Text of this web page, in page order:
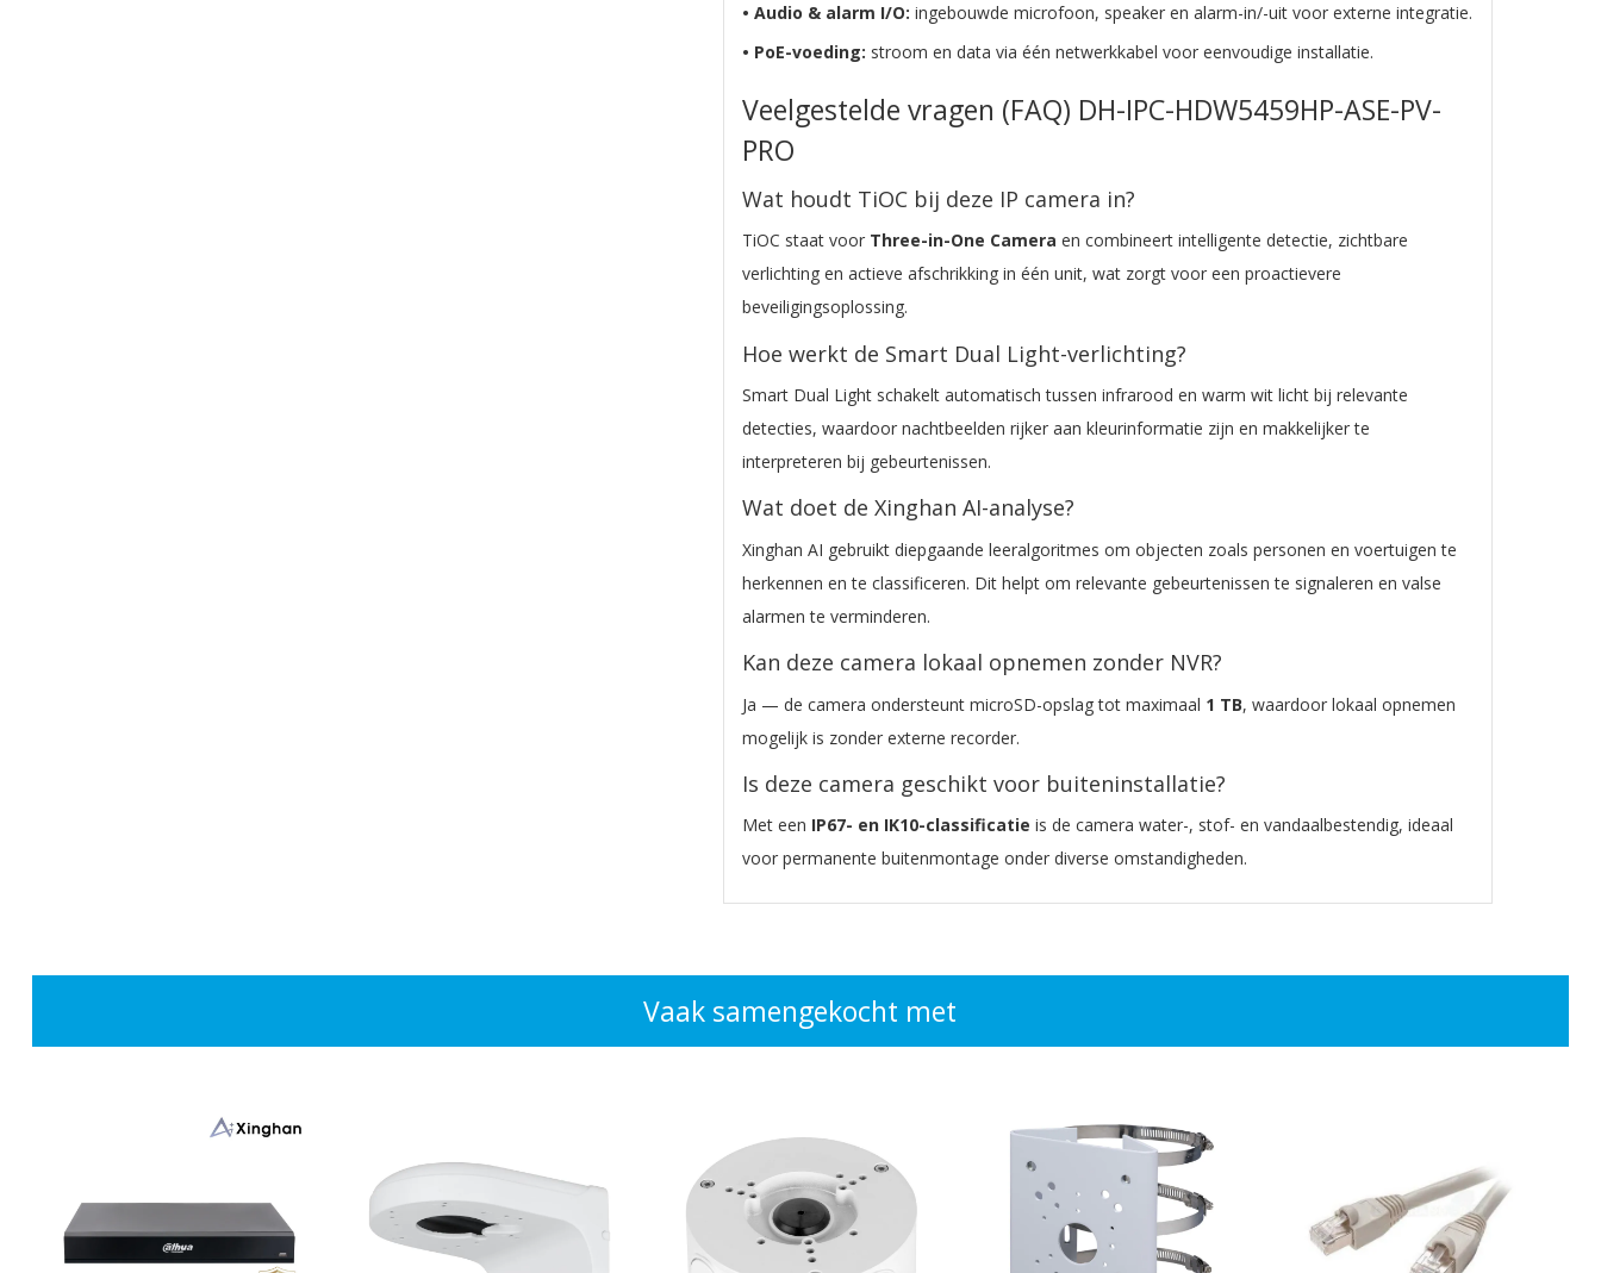
Vaak samengekocht met
• Audio & alarm I/O: ingebouwde microfoon, speaker en alarm-in/-uit voor externe integratie.
• PoE-voeding: stroom en data via één netwerkkabel voor eenvoudige installatie.
Veelgestelde vragen (FAQ) DH-IPC-HDW5459HP-ASE-PV-
PRO
Wat houdt TiOC bij deze IP camera in?
TiOC staat voor Three-in-One Camera en combineert intelligente detectie, zichtbare
verlichting en actieve afschrikking in één unit, wat zorgt voor een proactievere
beveiligingsoplossing.
Hoe werkt de Smart Dual Light-verlichting?
Smart Dual Light schakelt automatisch tussen infrarood en warm wit licht bij relevante
detecties, waardoor nachtbeelden rijker aan kleurinformatie zijn en makkelijker te
interpreteren bij gebeurtenissen.
Wat doet de Xinghan AI-analyse?
Xinghan AI gebruikt diepgaande leeralgoritmes om objecten zoals personen en voertuigen te
herkennen en te classificeren. Dit helpt om relevante gebeurtenissen te signaleren en valse
alarmen te verminderen.
Kan deze camera lokaal opnemen zonder NVR?
Ja — de camera ondersteunt microSD-opslag tot maximaal 1 TB, waardoor lokaal opnemen
mogelijk is zonder externe recorder.
Is deze camera geschikt voor buiteninstallatie?
Met een IP67- en IK10-classificatie is de camera water-, stof- en vandaalbestendig, ideaal
voor permanente buitenmontage onder diverse omstandigheden.